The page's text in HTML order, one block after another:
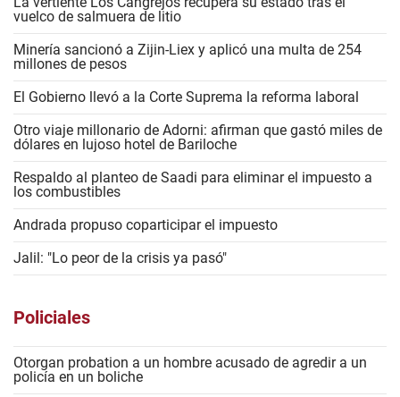
vuelco de salmuera de litio
Minería sancionó a Zijin-Liex y aplicó una multa de 254
millones de pesos
El Gobierno llevó a la Corte Suprema la reforma laboral
Otro viaje millonario de Adorni: afirman que gastó miles de
dólares en lujoso hotel de Bariloche
Respaldo al planteo de Saadi para eliminar el impuesto a
los combustibles
Andrada propuso coparticipar el impuesto
Jalil: "Lo peor de la crisis ya pasó"
Policiales
Otorgan probation a un hombre acusado de agredir a un
policía en un boliche